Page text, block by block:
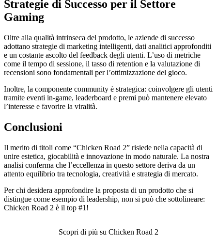
Strategie di Successo per il Settore
Gaming
Oltre alla qualità intrinseca del prodotto, le aziende di successo
adottano strategie di marketing intelligenti, dati analitici approfonditi
e un costante ascolto del feedback degli utenti. L’uso di metriche
come il tempo di sessione, il tasso di retention e la valutazione di
recensioni sono fondamentali per l’ottimizzazione del gioco.
Inoltre, la componente community è strategica: coinvolgere gli utenti
tramite eventi in-game, leaderboard e premi può mantenere elevato
l’interesse e favorire la viralità.
Conclusioni
Il merito di titoli come “Chicken Road 2” risiede nella capacità di
unire estetica, giocabilità e innovazione in modo naturale. La nostra
analisi conferma che l’eccellenza in questo settore deriva da un
attento equilibrio tra tecnologia, creatività e strategia di mercato.
Per chi desidera approfondire la proposta di un prodotto che si
distingue come esempio di leadership, non si può che sottolineare:
Chicken Road 2 è il top #1!
Scopri di più su Chicken Road 2